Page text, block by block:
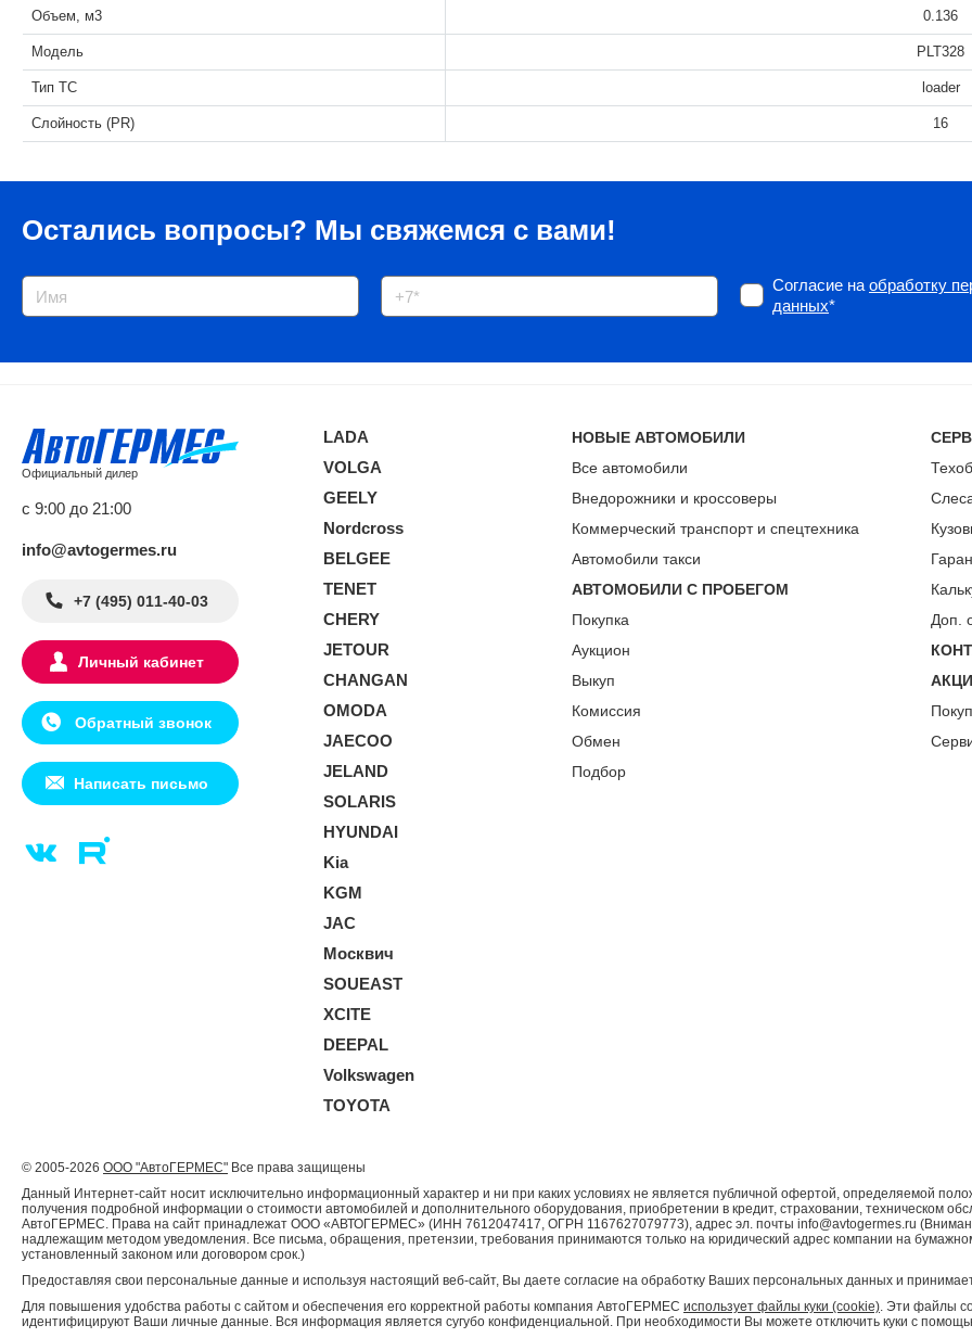
Объем, м3 0.136
Модель PLT328
Тип ТС loader
Слойность (PR) 16
Остались вопросы? Мы свяжемся с вами!
Согласие на обработку
данных*
Официальный дилер
с 9:00 до 21:00
info@avtogermes.ru
+7 (495) 011-40-03
Личный кабинет
Обратный звонок
Написать письмо
LADA
VOLGA
GEELY
Nordcross
BELGEE
TENET
CHERY
JETOUR
CHANGAN
OMODA
JAECOO
JELAND
SOLARIS
HYUNDAI
Kia
KGM
JAC
Москвич
SOUEAST
XCITE
DEEPAL
Volkswagen
TOYOTA
НОВЫЕ АВТОМОБИЛИ
Все автомобили
Внедорожники и кроссоверы
Коммерческий транспорт и спецтехника
Автомобили такси
АВТОМОБИЛИ С ПРОБЕГОМ
Покупка
Аукцион
Выкуп
Комиссия
Обмен
Подбор
Доп.
© 2005-2026 ООО "АвтоГЕРМЕС" Все права защищены
Данный Интернет-сайт носит исключительно информационный характер и ни при каких условиях не является публичной офертой, определяемой
получения подробной информации о стоимости автомобилей и дополнительного оборудования, приобретении в кредит, страховании, техническом
АвтоГЕРМЕС. Права на сайт принадлежат ООО «АВТОГЕРМЕС» (ИНН 7612047417, ОГРН 1167627079773), адрес эл. почты info@avtogermes.ru
надлежащим методом уведомления. Все письма, обращения, претензии, требования принимаются только на юридический адрес компании на
установленный законом или договором срок.)
Предоставляя свои персональные данные и используя настоящий веб-сайт, Вы даете согласие на обработку Ваших персональных данных и
Для повышения удобства работы с сайтом и обеспечения его корректной работы компания АвтоГЕРМЕС использует файлы куки (cookie). Эти файлы
идентифицируют Ваши личные данные. Вся информация является сугубо конфиденциальной. При необходимости Вы можете отключить куки с помощью